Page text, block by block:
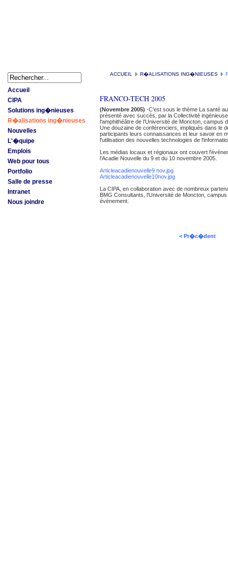
ACCUEIL R�ALISATIONS ING�NIEUSES
Accueil
CIPA
Solutions ing�nieuses
R�alisations ing�nieuses
Nouvelles
L'�quipe
Emplois
Web pour tous
Portfolio
Salle de presse
Intranet
Nous joindre
FRANCO-TECH 2005
(Novembre 2005) -C'est sous le thème La santé
présenté avec succès, par la Collectivité
l'amphithéâtre de l'Université de Moncton, campus
Une douzaine de conférenciers, impliqués dans le
participants leurs connaissances et leur savoir en
l'utilisation des nouvelles technologies de
Les médias locaux et régionaux ont couvert
l'Acadie Nouvelle du 9 et du 10 novembre 2005.
Articleacadienouvelle9 nov.jpg
Articleacadienouvelle10nov.jpg
La CIPA, en collaboration avec de nombreux
BMG Consultants, l'Université de Moncton,
événement.
< Pr�c�dent